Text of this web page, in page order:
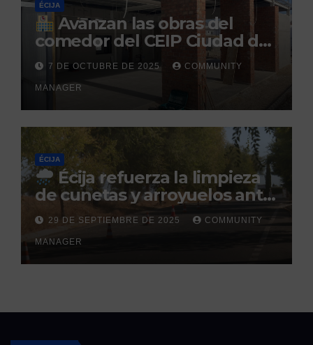
ÉCIJA
Avanzan las obras del
comedor del CEIP Ciudad del
Sol: su finalización está
prevista para finales de 2025
7 DE OCTUBRE DE 2025 COMMUNITY
MANAGER
ÉCIJA
Écija refuerza la limpieza
de cunetas y arroyuelos ante
la llegada de las lluvias
otoñales
29 DE SEPTIEMBRE DE 2025 COMMUNITY
MANAGER